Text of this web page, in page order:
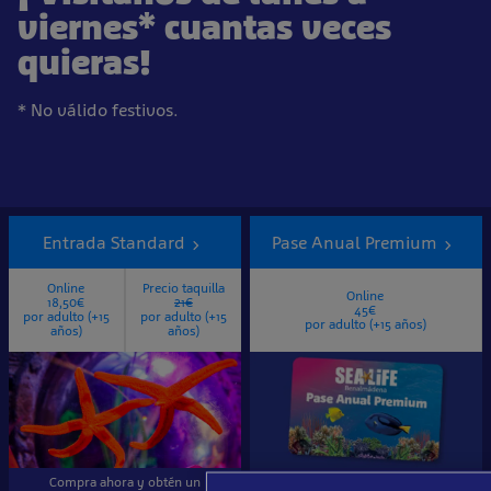
viernes* cuantas veces
quieras!
* No válido festivos.
Tickets
Passes
Entrada Standard
Online
18,50€
por adulto (+15
años)
Precio taquilla
21€
por adulto (+15
años)
Compra ahora y obtén un
Pase Anual Premium
Online
45€
por adulto (+15 años)